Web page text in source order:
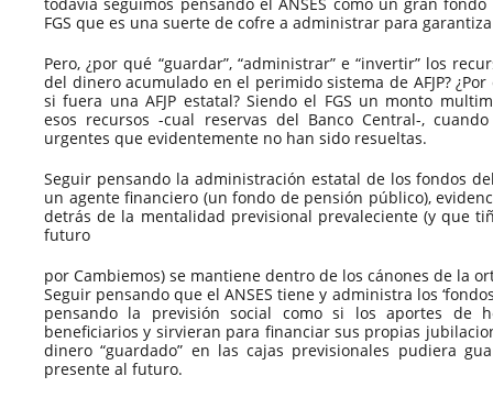
FGS que es una suerte de cofre a administrar para
Pero, ¿por qué “guardar”, “administrar” e “invertir” los
del dinero acumulado en el perimido sistema de AFJP?
si fuera una AFJP estatal? Siendo el FGS un monto
esos recursos -cual reservas del Banco Central-,
urgentes que evidentemente no han sido resueltas.
Seguir pensando la administración estatal de los fondos
un agente financiero (un fondo de pensión público),
detrás de la mentalidad previsional prevaleciente (y que
futuro
por Cambiemos) se mantiene dentro de los cánones de la
Seguir pensando que el ANSES tiene y administra los
pensando la previsión social como si los aportes de
beneficiarios y sirvieran para financiar sus propias
dinero “guardado” en las cajas previsionales pudiera
presente al futuro.